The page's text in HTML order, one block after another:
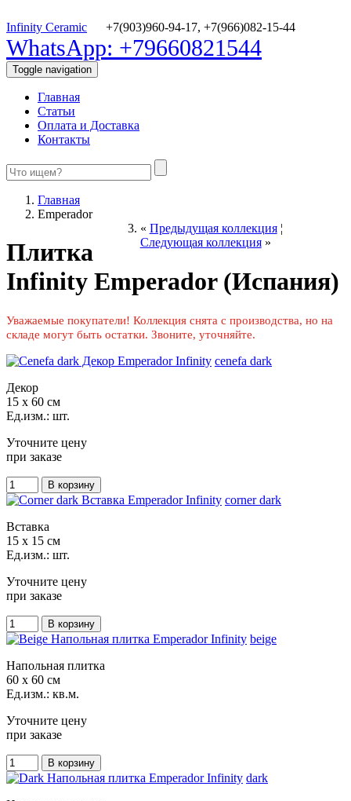
Infinity Ceramic +7(903)960-94-17, +7(966)082-15-44
WhatsApp: +79660821544
Toggle navigation
Главная
Статьи
Оплата и Доставка
Контакты
Главная
Emperador
« Предыдущая коллекция¦
Следующая коллекция»
Плитка
Infinity Emperador (Испания)
Уважаемые покупатели! Коллекция снята с производства, но на
складе могут быть остатки. Звоните, уточняйте.
cenefa dark
Декор
15 x 60 см
Ед.изм.: шт.
Уточните цену
при заказе
corner dark
Вставка
15 x 15 см
Ед.изм.: шт.
Уточните цену
при заказе
beige
Напольная плитка
60 x 60 см
Ед.изм.: кв.м.
Уточните цену
при заказе
dark